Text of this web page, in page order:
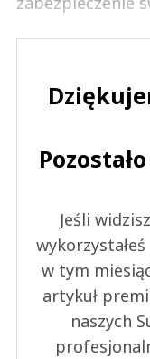
Jeśli
w tym
artykuł
naszych